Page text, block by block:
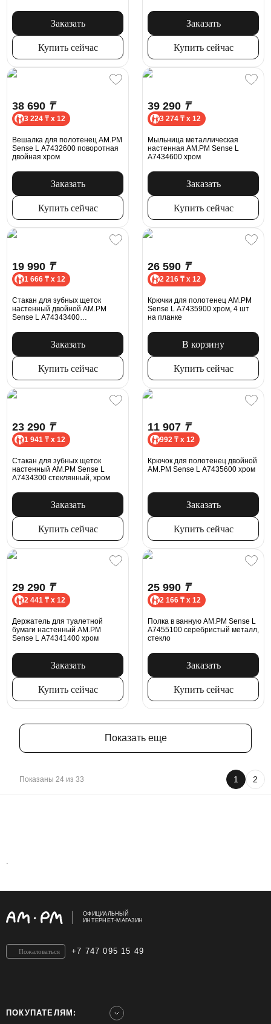
Заказать
Купить сейчас
Заказать
Купить сейчас
38 690 ₸
3 224 ₸ x 12
Вешалка для полотенец AM.PM
Sense L A7432600 поворотная
двойная хром
Заказать
Купить сейчас
39 290 ₸
3 274 ₸ x 12
Мыльница металлическая
настенная AM.PM Sense L
A7434600 хром
Заказать
Купить сейчас
19 990 ₸
1 666 ₸ x 12
Стакан для зубных щеток
настенный двойной AM.PM
Sense L A74343400
Заказать
Купить сейчас
26 590 ₸
2 216 ₸ x 12
Крючки для полотенец AM.PM
Sense L A7435900 хром, 4 шт
на планке
В корзину
Купить сейчас
23 290 ₸
1 941 ₸ x 12
Стакан для зубных щеток
настенный AM.PM Sense L
A7434300 стеклянный, хром
Заказать
Купить сейчас
11 907 ₸
992 ₸ x 12
Крючок для полотенец двойной
AM.PM Sense L A7435600 хром
Заказать
Купить сейчас
29 290 ₸
2 441 ₸ x 12
Держатель для туалетной
бумаги настенный AM.PM
Sense L A74341400 хром
Заказать
Купить сейчас
25 990 ₸
2 166 ₸ x 12
Полка в ванную AM.PM Sense L
A7455100 серебристый металл,
стекло
Заказать
Купить сейчас
Показать еще
Показаны 24 из 33 1 2
.
ОФИЦИАЛЬНЫЙ
ИНТЕРНЕТ-МАГАЗИН
+7 747 095 15 49
Пожаловаться
ПОКУПАТЕЛЯМ: